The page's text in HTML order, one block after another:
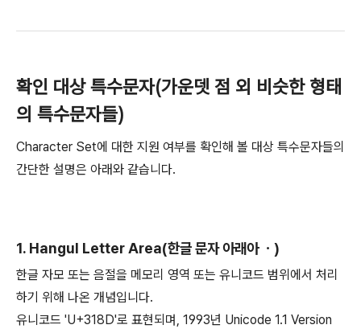
확인 대상 특수문자(가운뎃 점 외 비슷한 형태
의 특수문자들)
Character Set에 대한 지원 여부를 확인해 볼 대상 특수문자들의
간단한 설명은 아래와 같습니다.
1. Hangul Letter Area(한글 문자 아래아 ㆍ)
한글 자모 또는 음절을 메모리 영역 또는 유니코드 범위에서 처리
하기 위해 나온 개념입니다.
유니코드 'U+318D'로 표현되며, 1993년 Unicode 1.1 Version